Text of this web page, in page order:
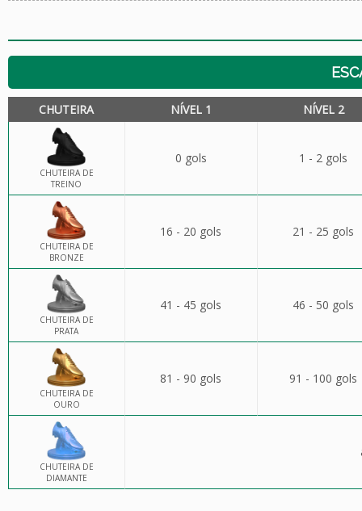
CHUTEIRA NÍVEL 1 NÍVEL 2
CHUTEIRA DE
TREINO
0 gols 1 - 2 gols
CHUTEIRA DE
BRONZE
16 - 20 gols 21 - 25 gols
CHUTEIRA DE
PRATA
41 - 45 gols 46 - 50 gols
CHUTEIRA DE
OURO
81 - 90 gols 91 - 100 gols
CHUTEIRA DE
DIAMANTE